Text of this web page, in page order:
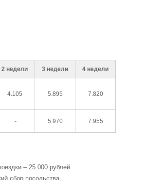
2 недели 3 недели 4 недели
4.105 5.895 7.820
- 5.970 7.955
– 25.000 рублей
сбор посольства